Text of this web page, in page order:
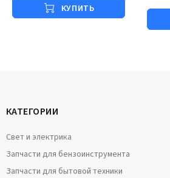
КУПИТЬ
КАТЕГОРИИ
Свет и электрика
Запчасти для бензоинструмента
Запчасти для бытовой техники